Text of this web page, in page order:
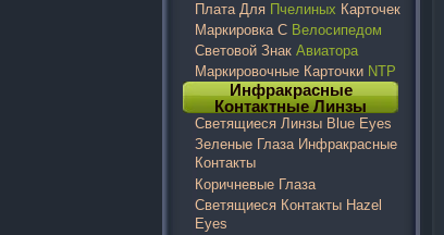
Плата Для Пчелиных Карточек
Маркировка С Велосипедом
Световой ЗнакАвиатора
Маркировочные Карточки NTP
Инфракрасные
Контактные Линзы
Светящиеся Линзы Blue Eyes
Зеленые Глаза Инфракрасные
Контакты
Коричневые Глаза
Светящиеся Контакты Hazel
Eyes